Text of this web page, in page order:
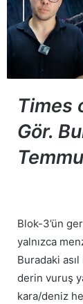
Times
Gör.
Blok-3’ün
yalnızca
Buradaki
derin vuruş
kara/deniz